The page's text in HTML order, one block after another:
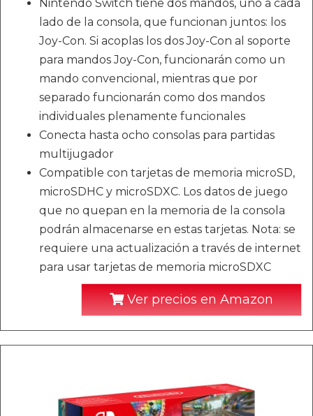
Nintendo Switch tiene dos mandos, uno a cada
lado de la consola, que funcionan juntos: los
Joy-Con. Si acoplas los dos Joy-Con al soporte
para mandos Joy-Con, funcionarán como un
mando convencional, mientras que por
separado funcionarán como dos mandos
individuales plenamente funcionales
Conecta hasta ocho consolas para partidas
multijugador
Compatible con tarjetas de memoria microSD,
microSDHC y microSDXC. Los datos de juego
que no quepan en la memoria de la consola
podrán almacenarse en estas tarjetas. Nota: se
requiere una actualización a través de internet
para usar tarjetas de memoria microSDXC
Ver precios en Amazon